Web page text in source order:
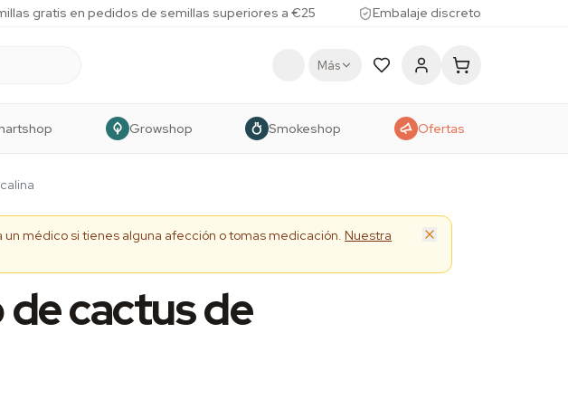
gratis en pedidos de semillas superiores a €25 Embalaje discreto
Más
Growshop Smokeshop Ofertas
médico si tienes alguna afección o tomas medicación. Nuestra
cactus de